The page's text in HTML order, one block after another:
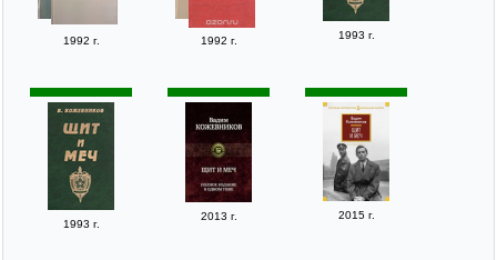
1992 г. 1992 г. 1993 г.
1993 г.
2013 г. 2015 г.